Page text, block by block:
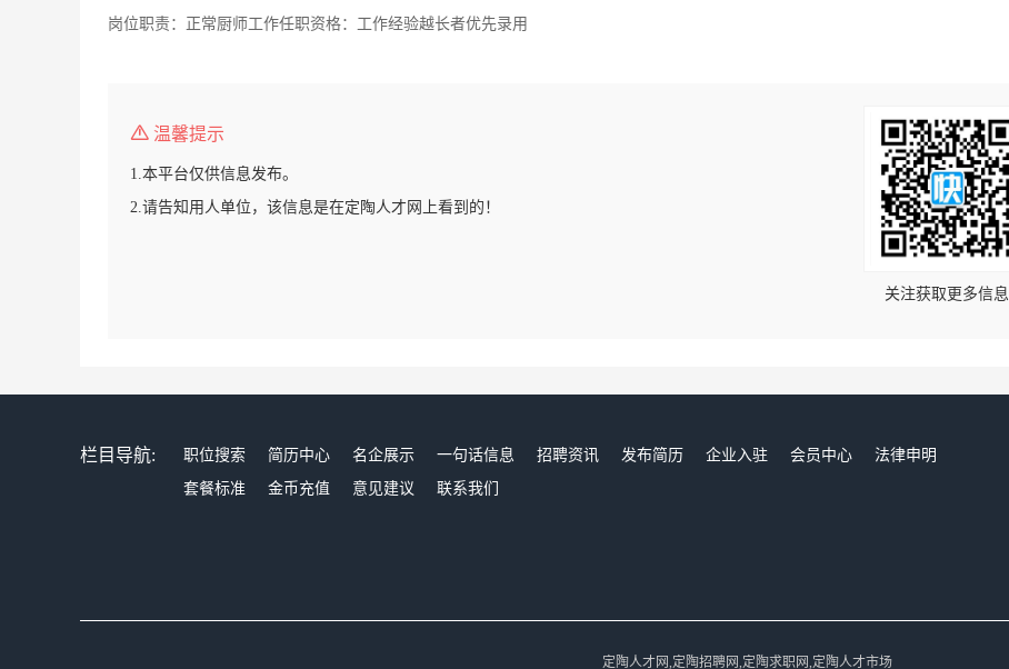
岗位职责：正常厨师工作任职资格：工作经验越长者优先录用
温馨提示
1.本平台仅供信息发布。
2.请告知用人单位，该信息是在定陶人才网上看到的！
关注获取更多信息
栏目导航: 职位搜索 简历中心 名企展示 一句话信息 招聘资讯 发布简历 企业入驻 会员中心
法律申明
套餐标准
金币充值 意见建议 联系我们
定陶人才网,定陶招聘网,定陶求职网,定陶人才市场